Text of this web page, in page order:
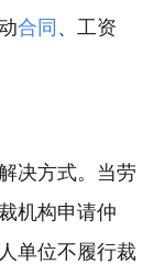
合同 、工资
决方式。当劳
机构申请仲
单位不履行裁